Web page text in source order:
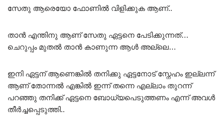
സേതു ആരെയോ ഫോണിൽ വിളിക്കുക ആണ്..
താൻ എന്തിനു ആണ് സേതു ഏട്ടനെ പേടിക്കുന്നത്…
ചെറുപ്പം മുതൽ താൻ കാണുന്ന ആൾ അല്ലെ…
ഇനി ഏട്ടന് ആണെങ്കിൽ തനിക്കു ഏട്ടനോട് സ്നേഹം ഇല്ലന്ന്
ആണ് തോന്നൽ എങ്കിൽ ഇന്ന് തന്നെ എല്ലാം തുറന്ന്
പറഞ്ഞു തനിക്ക് ഏട്ടനെ ബോധ്യപെടുത്തണം എന്ന് അവൾ
തീർച്ചപ്പെടുത്തി..